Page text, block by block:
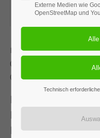
01.05.2022
Dieses Ereignis wird an den
07.05.2026 wiederholt.
01.05.2022. bis zum 07.05.2026.
Persönliche
Risikofaktor
Fähigkeiten
Externe Medien wie
OpenStreetMap und
Technisch